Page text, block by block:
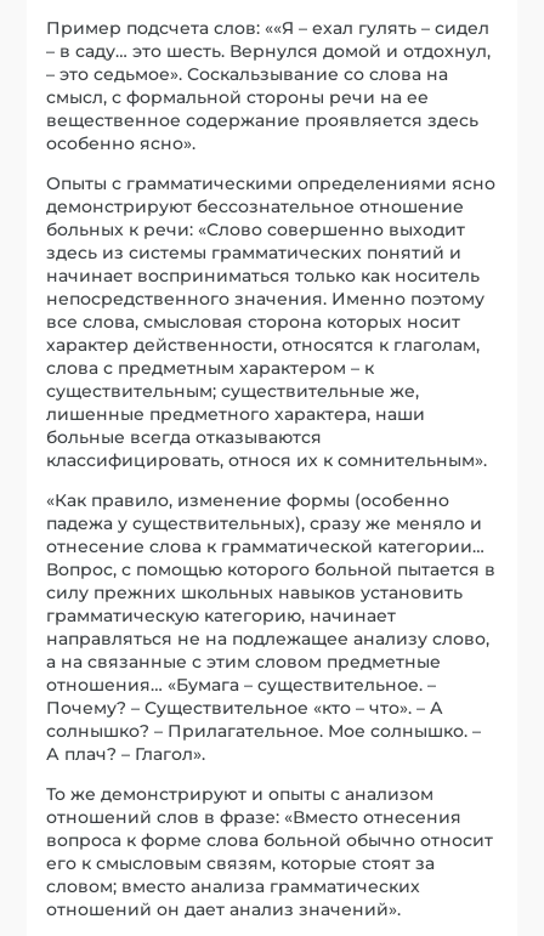
Пример подсчета слов: ««Я – ехал гулять – сидел
– в саду… это шесть. Вернулся домой и отдохнул,
– это седьмое». Соскальзывание со слова на
смысл, с формальной стороны речи на ее
вещественное содержание проявляется здесь
особенно ясно».
Опыты с грамматическими определениями ясно
демонстрируют бессознательное отношение
больных к речи: «Слово совершенно выходит
здесь из системы грамматических понятий и
начинает восприниматься только как носитель
непосредственного значения. Именно поэтому
все слова, смысловая сторона которых носит
характер действенности, относятся к глаголам,
слова с предметным характером – к
существительным; существительные же,
лишенные предметного характера, наши
больные всегда отказываются
классифицировать, относя их к сомнительным».
«Как правило, изменение формы (особенно
падежа у существительных), сразу же меняло и
отнесение слова к грамматической категории…
Вопрос, с помощью которого больной пытается в
силу прежних школьных навыков установить
грамматическую категорию, начинает
направляться не на подлежащее анализу слово,
а на связанные с этим словом предметные
отношения… «Бумага – существительное. –
Почему? – Существительное «кто – что». – А
солнышко? – Прилагательное. Мое солнышко. –
А плач? – Глагол».
То же демонстрируют и опыты с анализом
отношений слов в фразе: «Вместо отнесения
вопроса к форме слова больной обычно относит
его к смысловым связям, которые стоят за
словом; вместо анализа грамматических
отношений он дает анализ значений».